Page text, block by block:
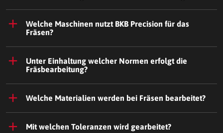
Welche Maschinen nutzt BKB Precision für das
Fräsen?
Unter Einhaltung welcher Normen erfolgt die
Fräsbearbeitung?
Welche Materialien werden bei Fräsen bearbeitet?
Mit welchen Toleranzen wird gearbeitet?